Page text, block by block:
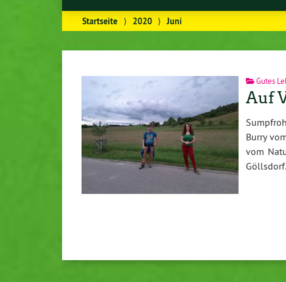
Startseite ⟩ 2020 ⟩ Juni
Gutes
Auf
Burry
vom